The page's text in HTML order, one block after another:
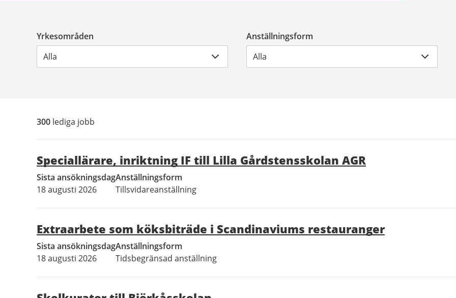
Yrkesområden
Alla
Anställningsform
Alla
300 lediga jobb
Speciallärare, inriktning IF till Lilla Gårdstensskolan AGR
Sista ansökningsdag
18 augusti 2026
Anställningsform
Tillsvidareanställning
Extraarbete som köksbiträde i Scandinaviums restauranger
Sista ansökningsdag
18 augusti 2026
Anställningsform
Tidsbegränsad anställning